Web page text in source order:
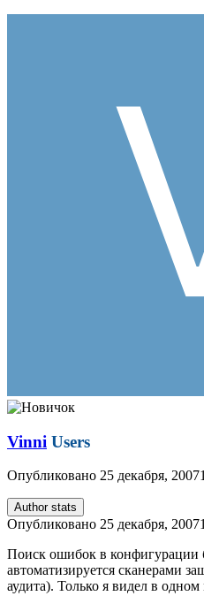
Vinni Users
Опубликовано 25 декабря, 2007
Author stats
Опубликовано 25 декабря, 2007
Поиск ошибок в конфигурации
автоматизируется сканерами
аудита). Только я видел в